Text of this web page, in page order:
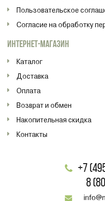
Пользовательское
Согласие на обработку
ИНТЕРНЕТ-МАГАЗИН
Каталог
Доставка
Оплата
Возврат и обмен
Накопительная скидка
Контакты
+7
8